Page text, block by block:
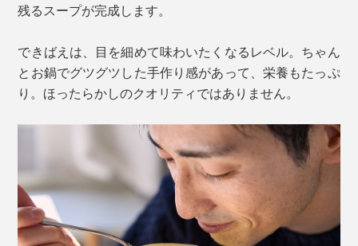
残るスープが完成します。
できばえは、目を細めて味わいたくなるレベル。ちゃん
とお鍋でグツグツした手作り感があって、栄養もたっぷ
り。ほったらかしのクオリティではありません。